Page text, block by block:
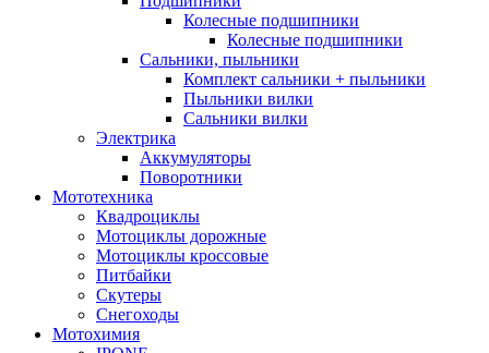
Колесные подшипники
Колесные подшипники
Сальники, пыльники
Комплект сальники + пыльники
Пыльники вилки
Сальники вилки
Электрика
Аккумуляторы
Поворотники
Мототехника
Квадроциклы
Мотоциклы дорожные
Мотоциклы кроссовые
Питбайки
Скутеры
Снегоходы
Мотохимия